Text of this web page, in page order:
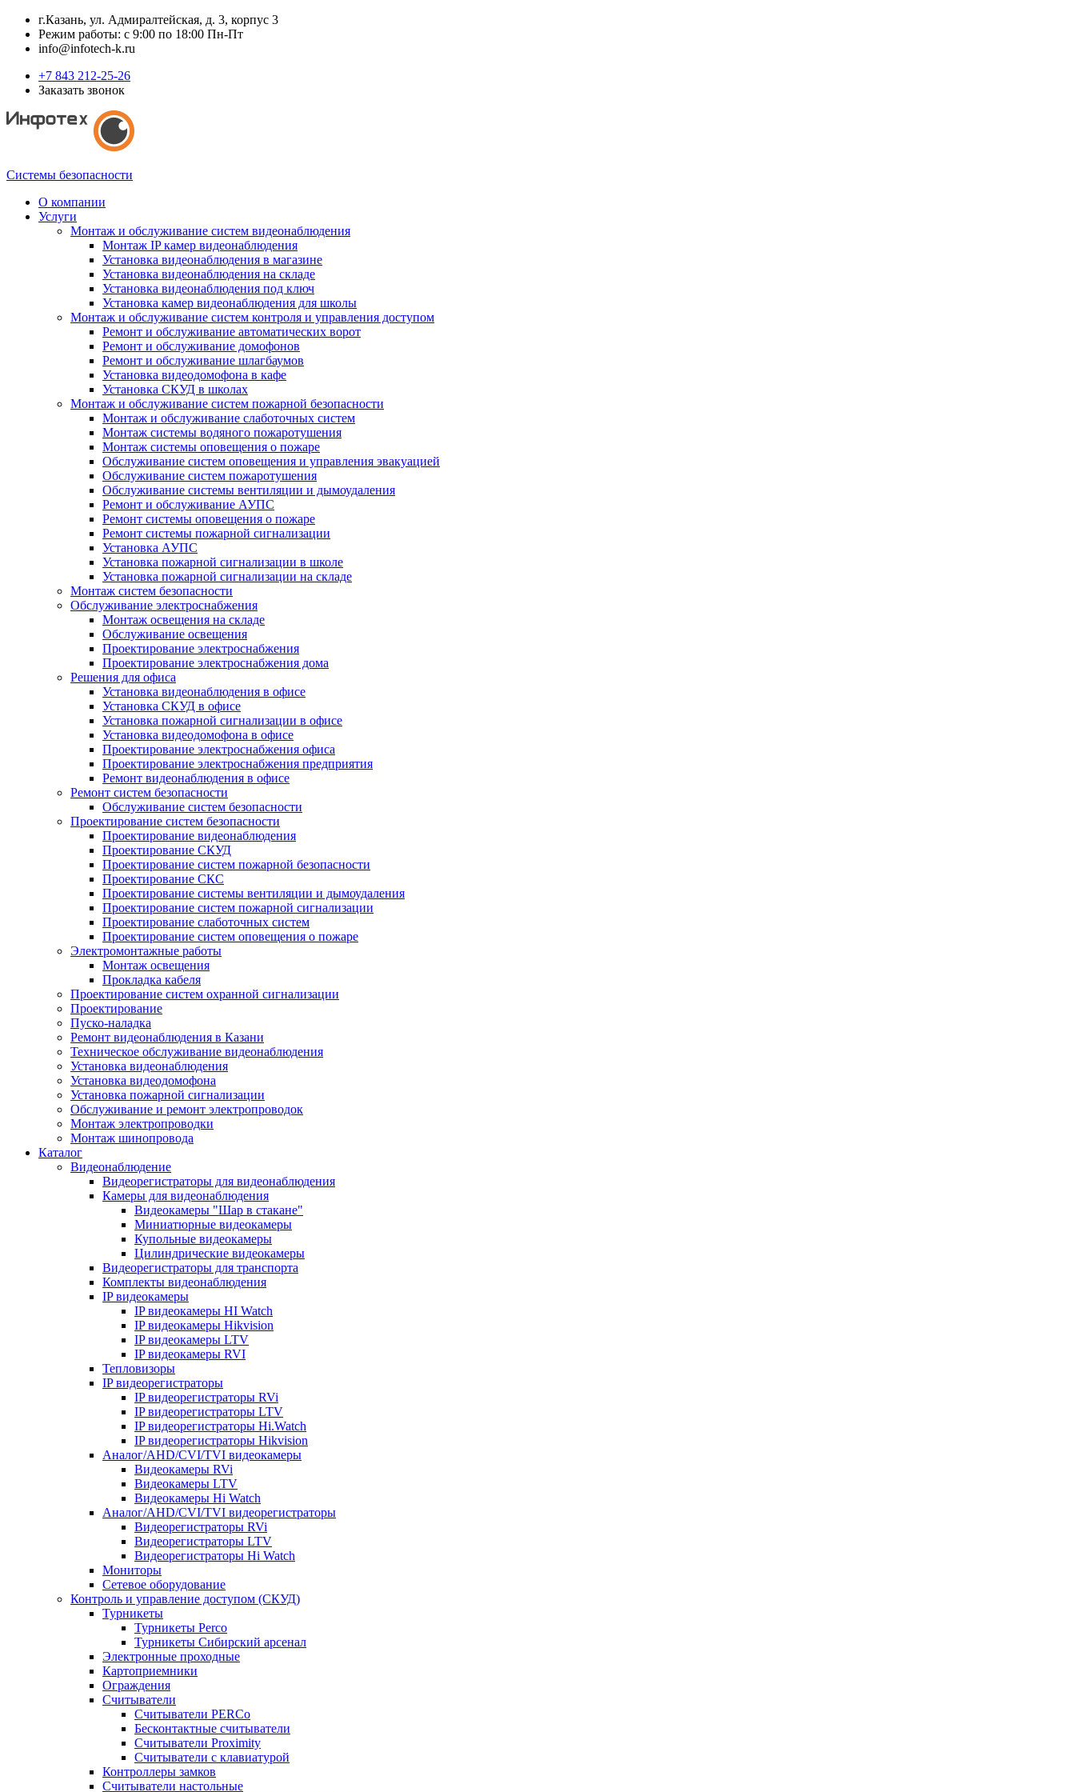
г.Казань, ул. Адмиралтейская, д. 3, корпус 3
Режим работы: с 9:00 по 18:00 Пн-Пт
info@infotech-k.ru
+7 843 212-25-26
Заказать звонок
Системы безопасности
О компании
Услуги
Монтаж и обслуживание систем видеонаблюдения
Монтаж IP камер видеонаблюдения
Установка видеонаблюдения в магазине
Установка видеонаблюдения на складе
Установка видеонаблюдения под ключ
Установка камер видеонаблюдения для школы
Монтаж и обслуживание систем контроля и управления доступом
Ремонт и обслуживание автоматических ворот
Ремонт и обслуживание домофонов
Ремонт и обслуживание шлагбаумов
Установка видеодомофона в кафе
Установка СКУД в школах
Монтаж и обслуживание систем пожарной безопасности
Монтаж и обслуживание слаботочных систем
Монтаж системы водяного пожаротушения
Монтаж системы оповещения о пожаре
Обслуживание систем оповещения и управления эвакуацией
Обслуживание систем пожаротушения
Обслуживание системы вентиляции и дымоудаления
Ремонт и обслуживание АУПС
Ремонт системы оповещения о пожаре
Ремонт системы пожарной сигнализации
Установка АУПС
Установка пожарной сигнализации в школе
Установка пожарной сигнализации на складе
Монтаж систем безопасности
Обслуживание электроснабжения
Монтаж освещения на складе
Обслуживание освещения
Проектирование электроснабжения
Проектирование электроснабжения дома
Решения для офиса
Установка видеонаблюдения в офисе
Установка СКУД в офисе
Установка пожарной сигнализации в офисе
Установка видеодомофона в офисе
Проектирование электроснабжения офиса
Проектирование электроснабжения предприятия
Ремонт видеонаблюдения в офисе
Ремонт систем безопасности
Обслуживание систем безопасности
Проектирование систем безопасности
Проектирование видеонаблюдения
Проектирование СКУД
Проектирование систем пожарной безопасности
Проектирование СКС
Проектирование системы вентиляции и дымоудаления
Проектирование систем пожарной сигнализации
Проектирование слаботочных систем
Проектирование систем оповещения о пожаре
Электромонтажные работы
Монтаж освещения
Прокладка кабеля
Проектирование систем охранной сигнализации
Проектирование
Пуско-наладка
Ремонт видеонаблюдения в Казани
Техническое обслуживание видеонаблюдения
Установка видеонаблюдения
Установка видеодомофона
Установка пожарной сигнализации
Обслуживание и ремонт электропроводок
Монтаж электропроводки
Монтаж шинопровода
Каталог
Видеонаблюдение
Видеорегистраторы для видеонаблюдения
Камеры для видеонаблюдения
Видеокамеры "Шар в стакане"
Миниатюрные видеокамеры
Купольные видеокамеры
Цилиндрические видеокамеры
Видеорегистраторы для транспорта
Комплекты видеонаблюдения
IP видеокамеры
IP видеокамеры HI Watch
IP видеокамеры Hikvision
IP видеокамеры LTV
IP видеокамеры RVI
Тепловизоры
IP видеорегистраторы
IP видеорегистраторы RVi
IP видеорегистраторы LTV
IP видеорегистраторы Hi.Watch
IP видеорегистраторы Hikvision
Аналог/AHD/CVI/TVI видеокамеры
Видеокамеры RVi
Видеокамеры LTV
Видеокамеры Hi Watch
Аналог/AHD/CVI/TVI видеорегистраторы
Видеорегистраторы RVi
Видеорегистраторы LTV
Видеорегистраторы Hi Watch
Мониторы
Сетевое оборудование
Контроль и управление доступом (СКУД)
Турникеты
Турникеты Perco
Турникеты Сибирский арсенал
Электронные проходные
Картоприемники
Ограждения
Считыватели
Считыватели PERCo
Бесконтактные считыватели
Считыватели Proximity
Считыватели с клавиатурой
Контроллеры замков
Считыватели настольные